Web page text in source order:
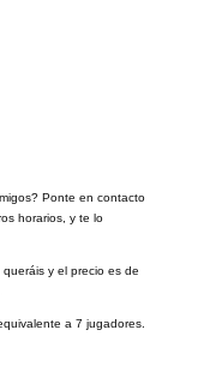
Ponte en contacto
horarios, y te lo
queráis y el precio es de
a 7 jugadores.